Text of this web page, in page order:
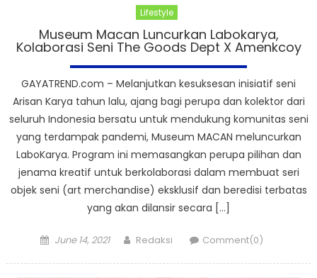
Lifestyle
Museum Macan Luncurkan Labokarya,
Kolaborasi Seni The Goods Dept X Amenkcoy
GAYATREND.com – Melanjutkan kesuksesan inisiatif seni
Arisan Karya tahun lalu, ajang bagi perupa dan kolektor dari
seluruh Indonesia bersatu untuk mendukung komunitas seni
yang terdampak pandemi, Museum MACAN meluncurkan
LaboKarya. Program ini memasangkan perupa pilihan dan
jenama kreatif untuk berkolaborasi dalam membuat seri
objek seni (art merchandise) eksklusif dan beredisi terbatas
yang akan dilansir secara […]
Posted
June 14, 2021 Author
Redaksi Comment(0)